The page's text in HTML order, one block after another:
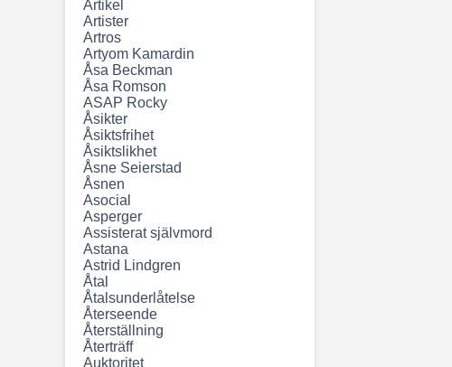
Artikel
Artister
Artros
Artyom Kamardin
Åsa Beckman
Åsa Romson
ASAP Rocky
Åsikter
Åsiktsfrihet
Åsiktslikhet
Åsne Seierstad
Åsnen
Asocial
Asperger
Assisterat självmord
Astana
Astrid Lindgren
Åtal
Åtalsunderlåtelse
Återseende
Återställning
Återträff
Auktoritet